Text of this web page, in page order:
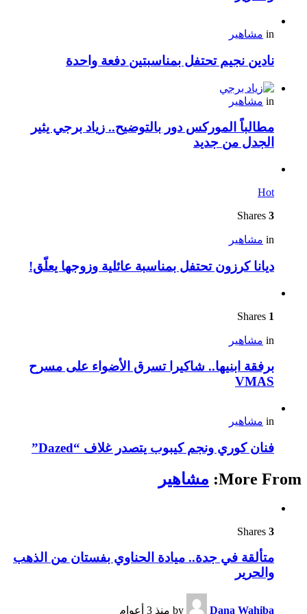
in مشاهير
نادين نجيم تحتفل بمناسبتين دفعة واحدة
in مشاهير
مطالباً الموركس دور بالتوضيح.. زياد برجي يثير
الجدل من جديد
Hot
3
in مشاهير
ديانا كرزون تحتفل بمناسبة عائلية وزوجها يعلّق!
1
in مشاهير
برفقة ابنيها.. شاكيرا تسرق الأضواء على مسرح
VMAS
in مشاهير
فنان كوري ونجم كيبوب يتصدر غلاف “Dazed”
More From: مشاهير
3
متألقة في جدة.. ميادة الحناوي بفستان من الذهب
والحرير
by Dana Wahiba منذ 3 أعوام